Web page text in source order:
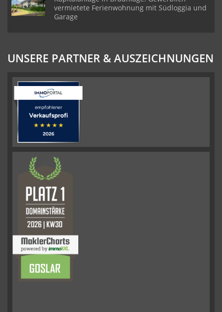
vermietete Ferienwohnung mit Südloggia und
Garage
UNSERE PARTNER & AUSZEICHNUNGEN